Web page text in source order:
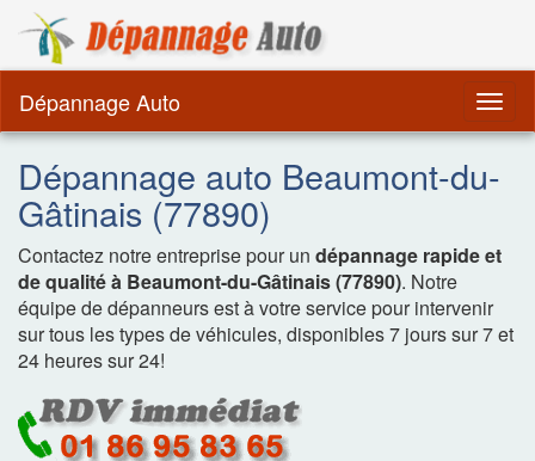
Dépannage Auto
Dépannage auto Beaumont-du-
Gâtinais (77890)
Contactez notre entreprise pour un dépannage rapide et
de qualité à Beaumont-du-Gâtinais (77890). Notre
équipe de dépanneurs est à votre service pour intervenir
sur tous les types de véhicules, disponibles 7 jours sur 7 et
24 heures sur 24!